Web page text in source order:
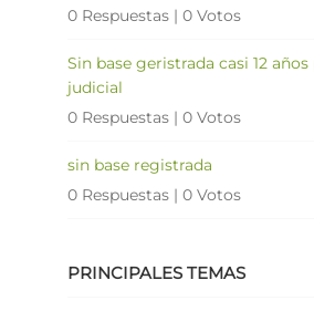
0 Respuestas | 0 Votos
Sin base geristrada casi 12
judicial
0 Respuestas | 0 Votos
sin base registrada
0 Respuestas | 0 Votos
PRINCIPALES TEMAS